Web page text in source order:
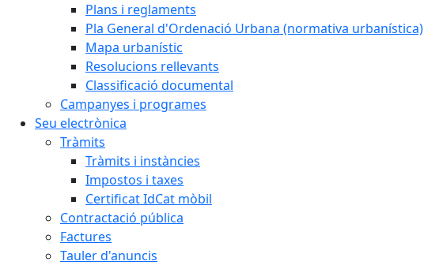
Plans i reglaments
Pla General d'Ordenació Urbana (normativa urbanística)
Mapa urbanístic
Resolucions rellevants
Classificació documental
Campanyes i programes
Seu electrònica
Tràmits
Tràmits i instàncies
Impostos i taxes
Certificat IdCat mòbil
Contractació pública
Factures
Tauler d'anuncis